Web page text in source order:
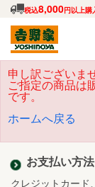
税込8,000円以上購
申し訳ございま
ご指定の商品は
です。
ホームへ戻る
お支払い方
クレジットカード